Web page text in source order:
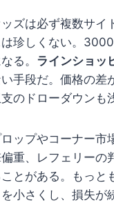
ズは必ず複数サイ
は珍しくない。
る。 ラインショッ
手段だ。価格の差
のドローダウンも
ップやコーナー市
重、レフェリーの
ことがある。もっと
を小さくし、損失